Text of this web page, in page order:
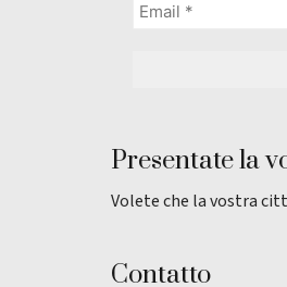
Presentate la
Volete che la vostra
Contatto